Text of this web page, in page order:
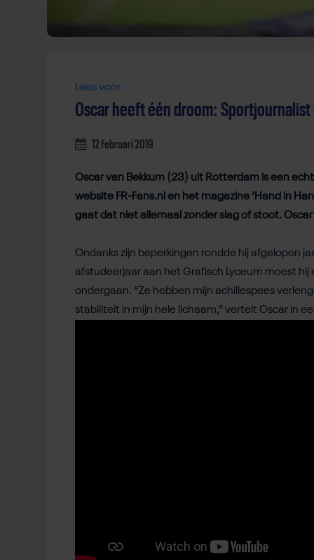
Lees voor
Oscar heeft één droom:
12 februari 2019
Oscar van Bekkum (23) uit Rotterdam is een
website FR-Fans.nl en het magazine ‘Hand in
gaat dat niet allemaal zonder slag of stoot.
Ondanks zijn beperkingen rondde hij afgelopen
afstudeerjaar aan het Grafisch Lyceum moest
ondergaan. “Ze hebben mijn achillespees
stabiliteit in mijn hele lichaam,” vertelt Oscar in